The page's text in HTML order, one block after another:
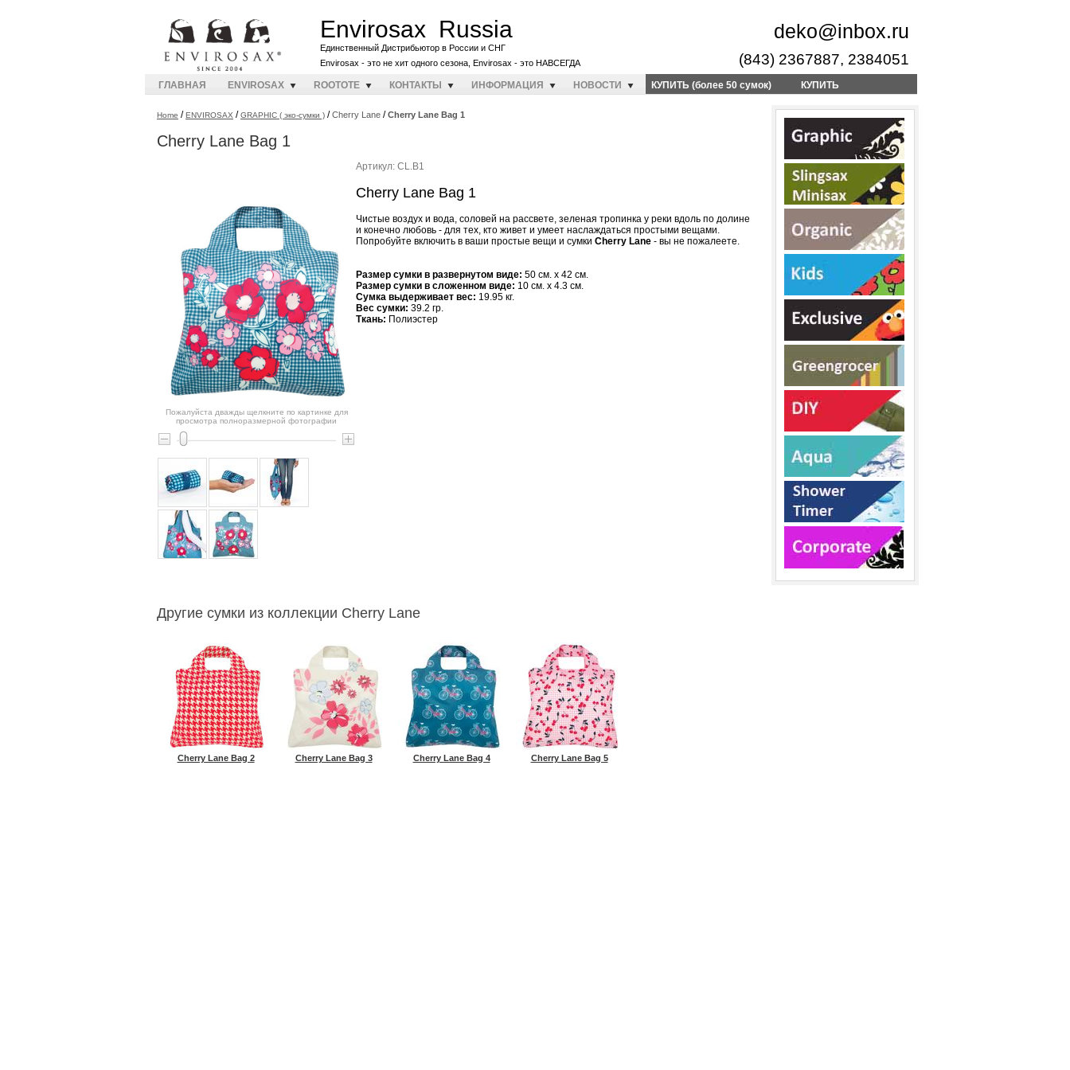
Envirosax Russia
Единственный Дистрибьютор в России и СНГ
Envirosax - это не хит одного сезона, Envirosax - это НАВСЕГДА
deko@inbox.ru
(843) 2367887, 2384051
ГЛАВНАЯ ENVIROSAX ROOTOTE КОНТАКТЫ ИНФОРМАЦИЯ НОВОСТИ КУПИТЬ (более 50 сумок) КУПИТЬ
Home /ENVIROSAX /GRAPHIC ( эко-сумки ) /Cherry Lane /Cherry Lane Bag 1
Cherry Lane Bag 1
Пожалуйста дважды щелкните по картинке для
просмотра полноразмерной фотографии
Артикул: CL.B1
Cherry Lane Bag 1
Чистые воздух и вода, соловей на рассвете, зеленая тропинка у реки вдоль по долине
и конечно любовь - для тех, кто живет и умеет наслаждаться простыми вещами.
Попробуйте включить в ваши простые вещи и сумки Cherry Lane - вы не пожалеете.
Размер сумки в развернутом виде: 50 см. x 42 см.
Размер сумки в сложенном виде: 10 см. x 4.3 см.
Cумка выдерживает вес: 19.95 кг.
Вес сумки: 39.2 гр.
Ткань: Полиэстер
Другие сумки из коллекции Cherry Lane
Cherry Lane Bag 2 Cherry Lane Bag 3 Cherry Lane Bag 4 Cherry Lane Bag 5